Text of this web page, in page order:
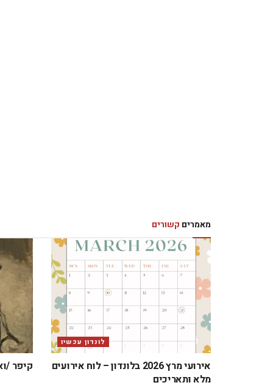
מאמרים קשורים
לונדון עכשיו
אירועי מרץ 2026 בלונדון – לוח אירועים
מלא ותאריכים
קיפר /